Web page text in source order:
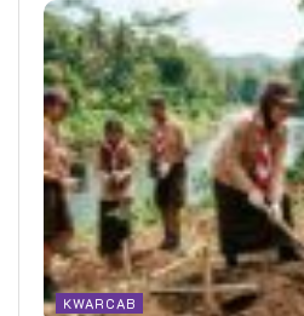
KWARCAB